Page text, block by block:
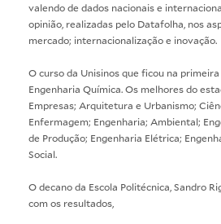
valendo de dados nacionais e
opinião, realizadas pelo Datafolha, nos
mercado; internacionalização e inovação.
O curso da Unisinos que ficou na
Engenharia Química. Os melhores do
Empresas; Arquitetura e Urbanismo;
Enfermagem; Engenharia; Ambiental;
de Produção; Engenharia Elétrica;
Social.
O decano da Escola Politécnica, Sandro
com os resultados,